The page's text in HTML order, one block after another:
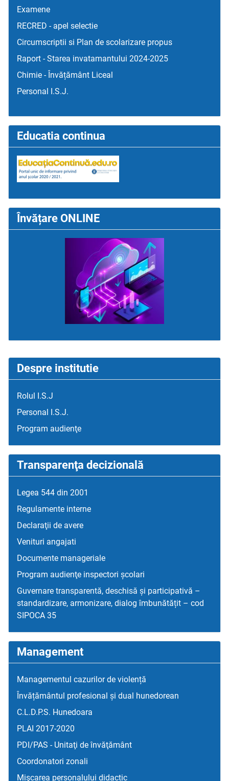
Despre institutie
Rolul I.S.J
Personal I.S.J.
Program audienţe
Transparenţa decizională
Legea 544 din 2001
Regulamente interne
Declaraţii de avere
Venituri angajati
Documente manageriale
Program audienţe inspectori școlari
Guvernare transparentă, deschisă și participativă –
standardizare, armonizare, dialog îmbunătățit – cod
SIPOCA 35
Management
Managementul cazurilor de violență
Învățământul profesional și dual hunedorean
C.L.D.P.S. Hunedoara
PLAI 2017-2020
PDI/PAS - Unitaţi de învăţământ
Coordonatori zonali
Mişcarea personalului didactic
Examene
RECRED - apel selectie
Circumscriptii si Plan de scolarizare propus
Raport - Starea invatamantului 2024-2025
Chimie - Învățământ Liceal
Personal I.S.J.
Educatia continua
Învățare ONLINE